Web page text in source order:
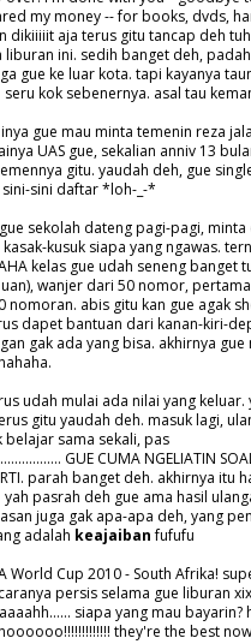
my money -- for books, dvds,
dikiiiiit aja terus gitu tancap deh
ini. sedih banget deh,
gue ke luar kota. tapi kayanya
kok sebenernya. asal tau
gue mau minta temenin reza
UAS gue, sekalian anniv 13
gitu. yaudah deh, gue
sini daftar *loh-_-*
sekolah dateng pagi-pagi,
kusuk siapa yang ngawas.
kelas gue udah seneng banget
wanjer dari 50 nomor,
nomoran. abis gitu kan gue agak
dapet bantuan dari kanan-kiri-
gak ada yang bisa. akhirnya gue
udah mulai ada nilai yang keluar.
gitu yaudah deh. masuk lagi,
belajar sama sekali, pas
GUE CUMA NGELIATIN
parah banget deh. akhirnya itu
pasrah deh gue ama hasil
juga gak apa-apa deh, yang
adalah keajaibanfufufu
World Cup 2010 - South Afrika!
persis selama gue liburan
siapa yang mau bayarin?
they're the best